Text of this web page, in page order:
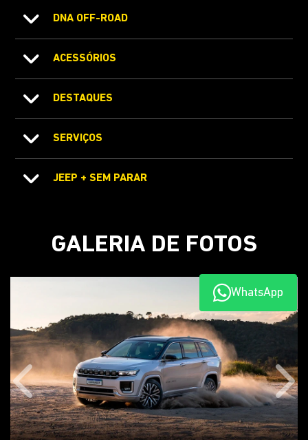
DNA OFF-ROAD
ACESSÓRIOS
DESTAQUES
SERVIÇOS
JEEP + SEM PARAR
GALERIA DE FOTOS
Anterior
WhatsApp